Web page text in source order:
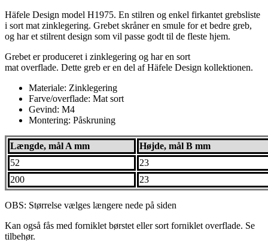
Häfele Design model H1975. En stilren og enkel firkantet grebsliste
i sort mat zinklegering. Grebet skråner en smule for et bedre greb,
og har et stilrent design som vil passe godt til de fleste hjem.
Grebet er produceret i zinklegering og har en sort
mat overflade. Dette greb er en del af Häfele Design kollektionen.
Materiale: Zinklegering
Farve/overflade: Mat sort
Gevind: M4
Montering: Påskruning
Længde, mål A mm
Højde, mål B mm
52
23
200
23
OBS: Størrelse vælges længere nede på siden
Kan også fås med forniklet børstet eller sort forniklet overflade. Se
tilbehør.